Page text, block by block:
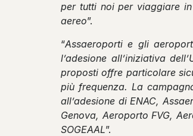
per tutti noi per viaggiare
aereo”.
“Assaeroporti e gli
l’adesione all’iniziativa
proposti offre particolare
più frequenza. La
all’adesione di ENAC,
Genova, Aeroporto FVG,
SOGEAAL”.